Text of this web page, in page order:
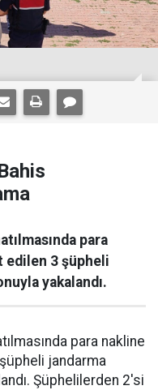
para
edilen 3 şüpheli
yakalandı.
para nakline
jandarma
Şüphelilerden 2'si